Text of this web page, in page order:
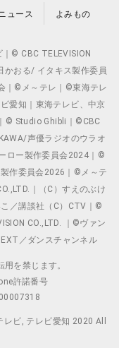
ュース よみもの
© CBC TELEVISION
かおる/ イタキス製作委員
｜©メ～テレ｜©東海テレ
愛知｜東海テレビ、中京
© Studio Ghibli｜©CBC
声優ラジオのウラオ
ロー製作委員会2024｜©
作委員会2026｜©メ～テ
｜（C）すえのぶけ
／講談社（C）CTV｜©
CO.,LTD. ｜©ヴァン
／ダンスチャンネル
を禁じます。
許諾番号
ビ, テレビ愛知 2020 All